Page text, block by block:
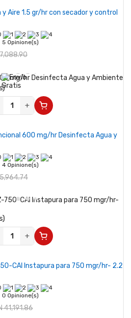
y Aire 1.5 gr/hr con secador y control
5 Opinione(s)
+
600 mg/hr Desinfecta Agua y
4 Opinione(s)
+
CAI Instapura para 750 mgr/hr- 2.2
0 Opinione(s)
41,191.86